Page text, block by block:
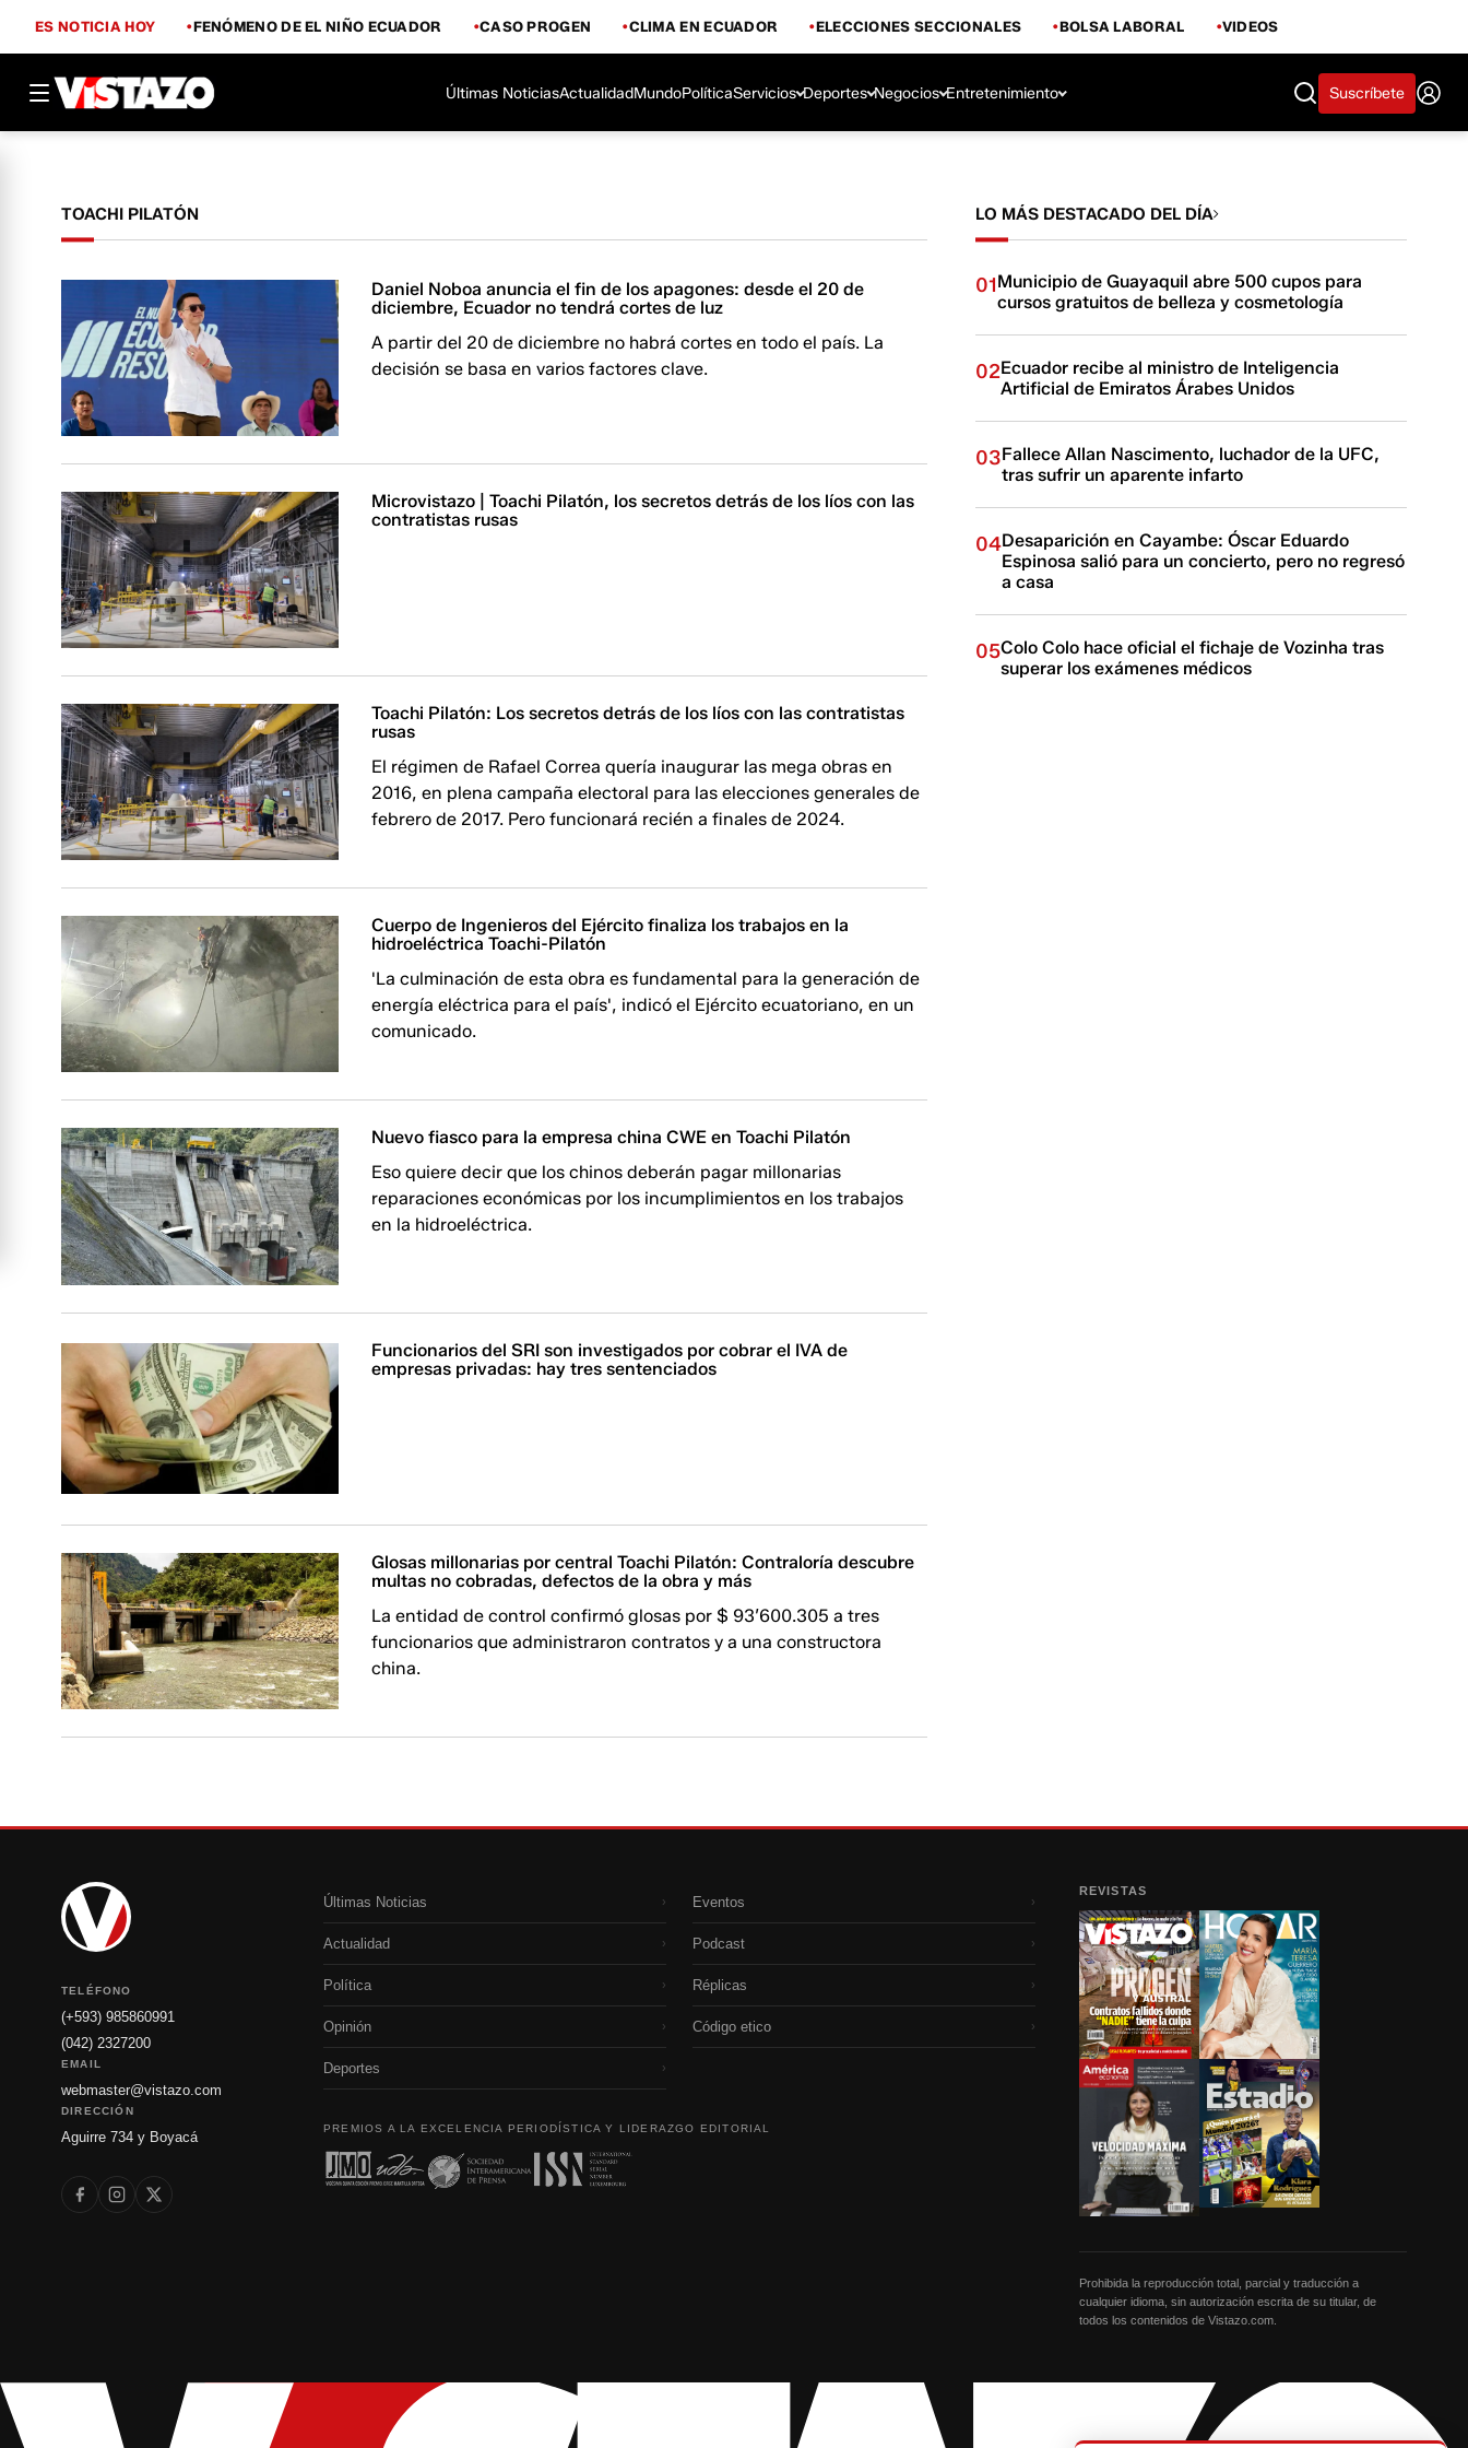
ES NOTICIA HOY FENÓMENO DE EL NIÑO ECUADOR CASO PROGEN CLIMA EN ECUADOR ELECCIONES SECCIONALES BOLSA LABORAL VIDEOS
Últimas NoticiasActualidadMundoPolíticaServicios Deportes Negocios Entretenimiento Suscríbete
TOACHI PILATÓN
Daniel Noboa anuncia el fin de los apagones: desde el 20 de
diciembre, Ecuador no tendrá cortes de luz
A partir del 20 de diciembre no habrá cortes en todo el país. La
decisión se basa en varios factores clave.
Microvistazo | Toachi Pilatón, los secretos detrás de los líos con las
contratistas rusas
Toachi Pilatón: Los secretos detrás de los líos con las contratistas
rusas
El régimen de Rafael Correa quería inaugurar las mega obras en
2016, en plena campaña electoral para las elecciones generales de
febrero de 2017. Pero funcionará recién a finales de 2024.
Cuerpo de Ingenieros del Ejército finaliza los trabajos en la
hidroeléctrica Toachi-Pilatón
'La culminación de esta obra es fundamental para la generación de
energía eléctrica para el país', indicó el Ejército ecuatoriano, en un
comunicado.
Nuevo fiasco para la empresa china CWE en Toachi Pilatón
Eso quiere decir que los chinos deberán pagar millonarias
reparaciones económicas por los incumplimientos en los trabajos
en la hidroeléctrica.
Funcionarios del SRI son investigados por cobrar el IVA de
empresas privadas: hay tres sentenciados
Glosas millonarias por central Toachi Pilatón: Contraloría descubre
multas no cobradas, defectos de la obra y más
La entidad de control confirmó glosas por $ 93’600.305 a tres
funcionarios que administraron contratos y a una constructora
china.
LO MÁS DESTACADO DEL DÍA
01Municipio de Guayaquil abre 500 cupos para
cursos gratuitos de belleza y cosmetología
02Ecuador recibe al ministro de Inteligencia
Artificial de Emiratos Árabes Unidos
03Fallece Allan Nascimento, luchador de la UFC,
tras sufrir un aparente infarto
04Desaparición en Cayambe: Óscar Eduardo
Espinosa salió para un concierto, pero no regresó
a casa
05Colo Colo hace oficial el fichaje de Vozinha tras
superar los exámenes médicos
TELÉFONO
(+593) 985860991
(042) 2327200
EMAIL
webmaster@vistazo.com
DIRECCIÓN
Aguirre 734 y Boyacá
Últimas Noticias ›
Actualidad ›
Política ›
Opinión ›
Deportes ›
Eventos ›
Podcast ›
Réplicas ›
Código etico ›
PREMIOS A LA EXCELENCIA PERIODÍSTICA Y LIDERAZGO EDITORIAL
REVISTAS
Prohibida la reproducción total, parcial y traducción a
cualquier idioma, sin autorización escrita de su titular, de
todos los contenidos de Vistazo.com.